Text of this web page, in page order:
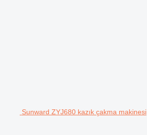
Sunward ZYJ680 kazık çakma makinesi